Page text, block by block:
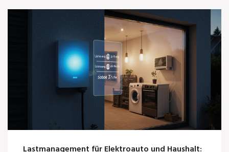
Lastmanagement für Elektroauto und Haushalt: